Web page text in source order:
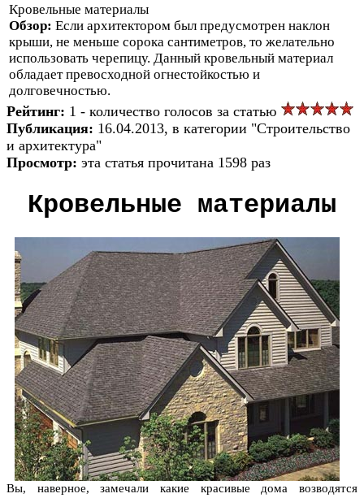
Кровельные материалы
Обзор: Если архитектором был предусмотрен наклон
крыши, не меньше сорока сантиметров, то желательно
использовать черепицу. Данный кровельный материал
обладает превосходной огнестойкостью и
долговечностью.
Рейтинг: 1 - количество голосов за статью
Публикация: 16.04.2013, в категории "Строительство
и архитектура"
Просмотр: эта статья прочитана 1598 раз
Кровельные материалы
Вы, наверное, замечали какие красивые дома возводятся